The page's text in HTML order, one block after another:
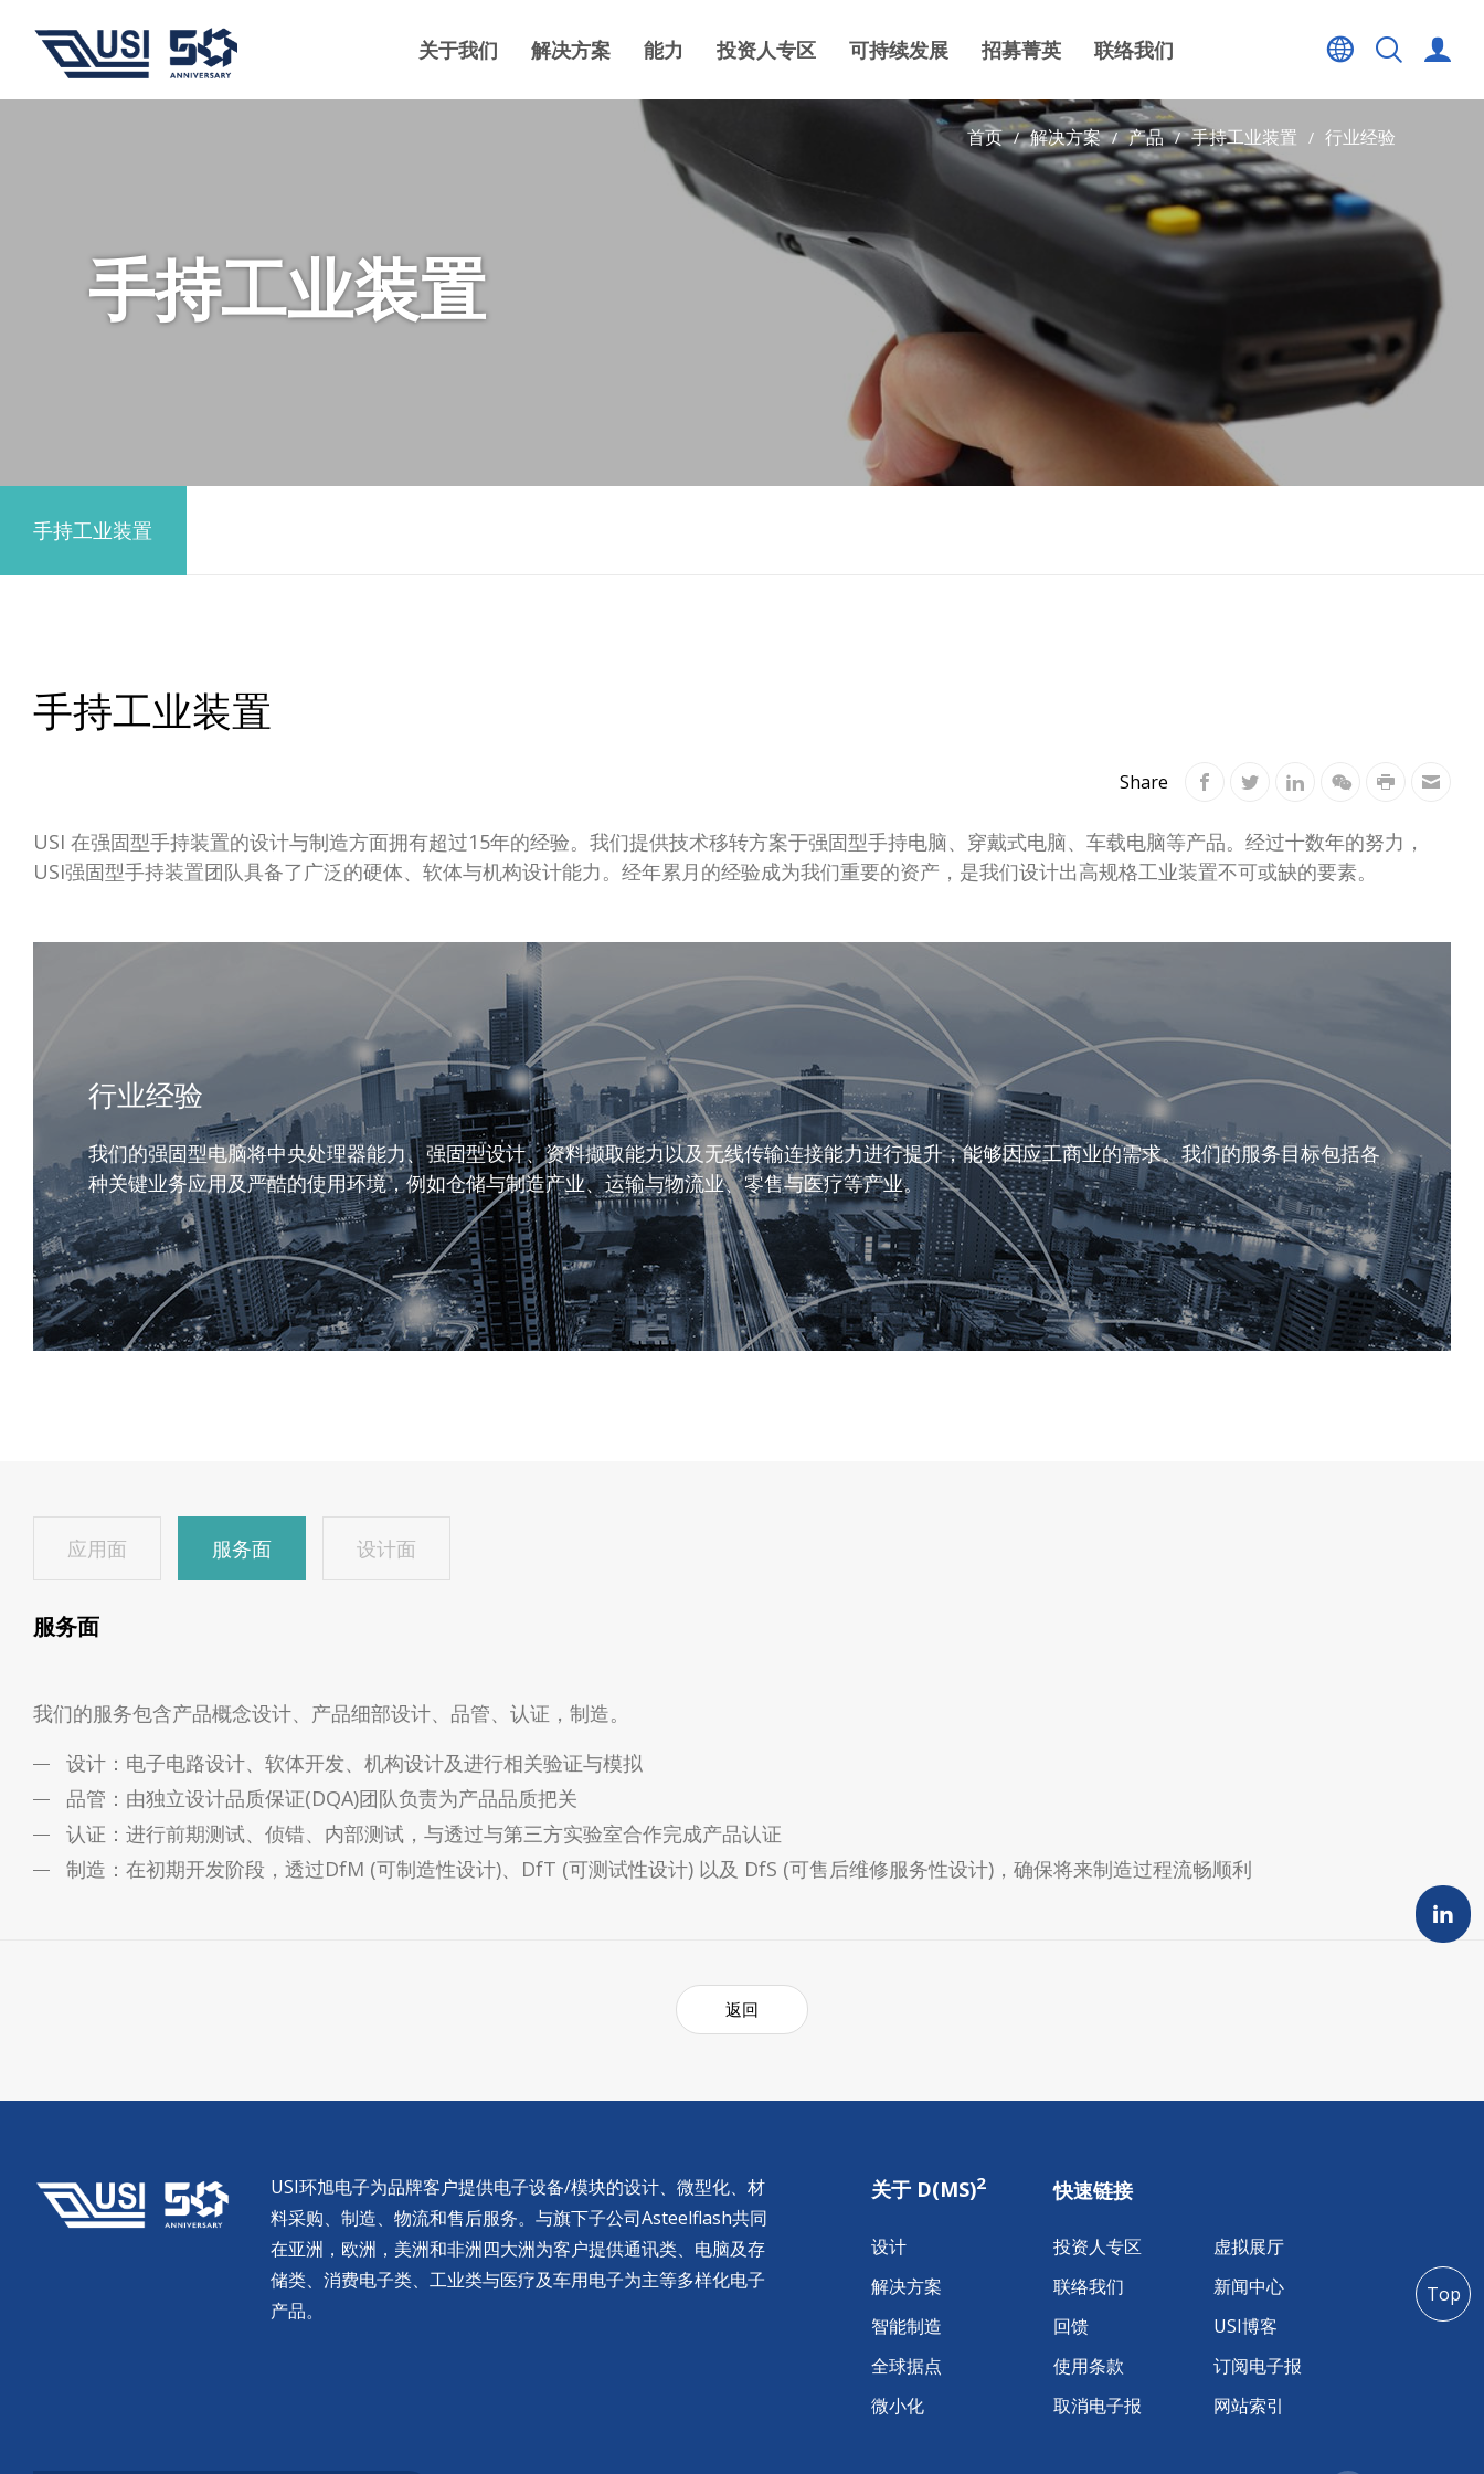
关于我们 解决方案 能力 投资人专区 可持续发展 招募菁英 联络我们
首页 解决方案 产品 手持工业装置 行业经验
手持工业装置
手持工业装置
手持工业装置
Share
USI 在强固型手持装置的设计与制造方面拥有超过15年的经验。我们提供技术移转方案于强固型手持电脑、穿戴式电脑、车载电脑等产品。经过十数年的努力，
USI强固型手持装置团队具备了广泛的硬体、软体与机构设计能力。经年累月的经验成为我们重要的资产，是我们设计出高规格工业装置不可或缺的要素。
行业经验
我们的强固型电脑将中央处理器能力、强固型设计、资料撷取能力以及无线传输连接能力进行提升，能够因应工商业的需求。我们的服务目标包括各
种关键业务应用及严酷的使用环境，例如仓储与制造产业、运输与物流业、零售与医疗等产业。
应用面 服务面 设计面
服务面
我们的服务包含产品概念设计、产品细部设计、品管、认证，制造。
设计：电子电路设计、软体开发、机构设计及进行相关验证与模拟
品管：由独立设计品质保证(DQA)团队负责为产品品质把关
认证：进行前期测试、侦错、内部测试，与透过与第三方实验室合作完成产品认证
制造：在初期开发阶段，透过DfM (可制造性设计)、DfT (可测试性设计) 以及 DfS (可售后维修服务性设计)，确保将来制造过程流畅顺利
返回
USI环旭电子为品牌客户提供电子设备/模块的设计、微型化、材
料采购、制造、物流和售后服务。与旗下子公司Asteelflash共同
在亚洲，欧洲，美洲和非洲四大洲为客户提供通讯类、电脑及存
储类、消费电子类、工业类与医疗及车用电子为主等多样化电子
产品。
关于 D(MS)2
设计
解决方案
智能制造
全球据点
微小化
快速链接
投资人专区
虚拟展厅
联络我们
新闻中心
回馈
USI博客
使用条款
订阅电子报
取消电子报
网站索引
Top